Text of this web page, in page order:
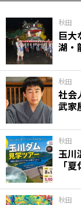
秋田
巨
湖・
秋田
社会
武家
秋田
玉川
「
秋田